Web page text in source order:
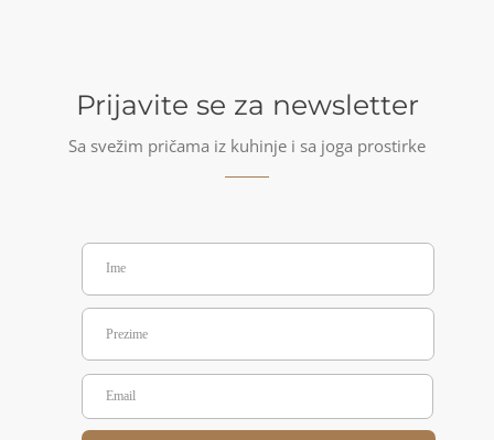
Prijavite se za newsletter
Sa svežim pričama iz kuhinje i sa joga prostirke